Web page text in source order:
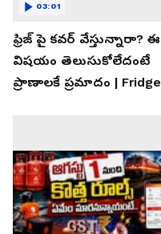
ఫ్రిజ్ పై కవర్ వేస్తున్నారా? ఈ
విషయం తెలుసుకోలేదంటే
ప్రాణాలకే ప్రమాదం | Fridge
03:01